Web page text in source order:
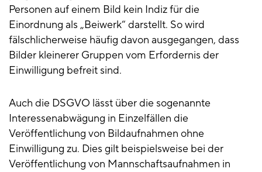
Personen auf einem Bild kein Indiz für die
Einordnung als „Beiwerk“ darstellt. So wird
fälschlicherweise häufig davon ausgegangen, dass
Bilder kleinerer Gruppen vom Erfordernis der
Einwilligung befreit sind.
Auch die DSGVO lässt über die sogenannte
Interessenabwägung in Einzelfällen die
Veröffentlichung von Bildaufnahmen ohne
Einwilligung zu. Dies gilt beispielsweise bei der
Veröffentlichung von Mannschaftsaufnahmen in